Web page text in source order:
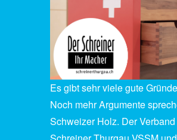
Es gibt sehr viele gute
Noch mehr Argumente
Schweizer Holz. Der Verband